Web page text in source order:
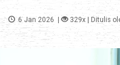
6 Jan 2026 | 329x | Ditulis